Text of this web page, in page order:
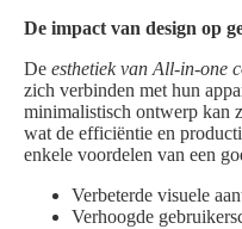
De impact van design op
De esthetiek van All-in-one
zich verbinden met hun
minimalistisch ontwerp kan
wat de efficiëntie en
enkele voordelen van een
Verbeterde visuele
Verhoogde